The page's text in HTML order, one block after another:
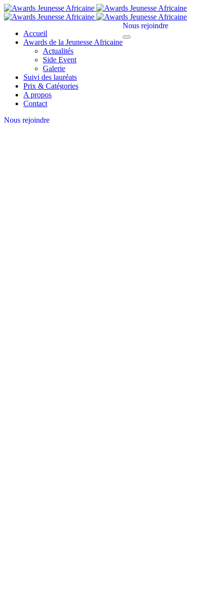
Accueil
Awards de la Jeunesse Africaine
Actualités
Side Event
Galerie
Suivi des lauréats
Prix & Catégories
A propos
Contact
Nous rejoindre
Nous rejoindre